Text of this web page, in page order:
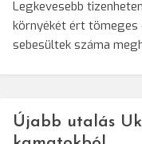
Legkevesebb
környékét ért tömeges
sebesültek száma
Újabb utalás